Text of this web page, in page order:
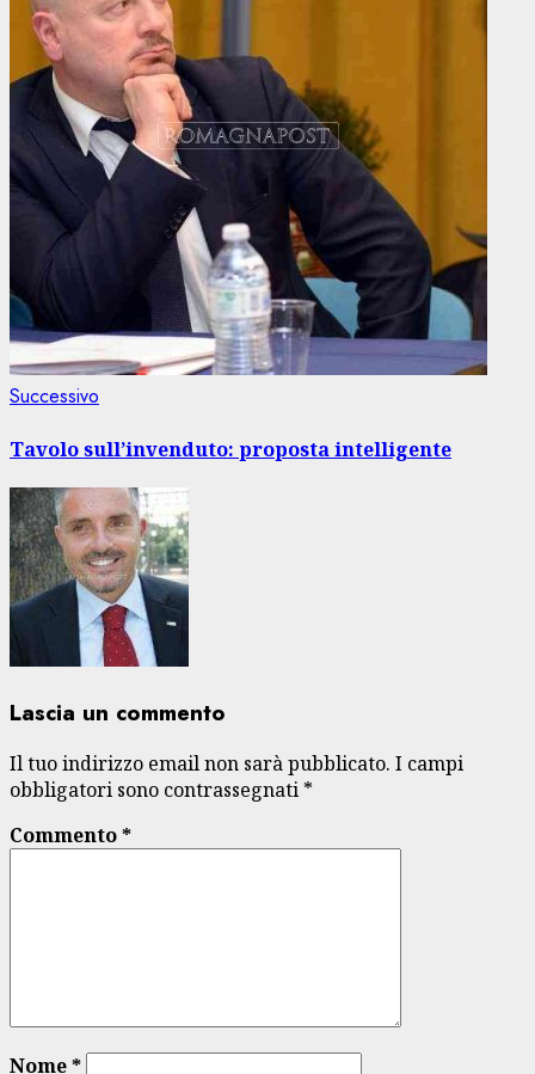
Successivo
Tavolo sull’invenduto: proposta intelligente
Lascia un commento
Il tuo indirizzo email non sarà pubblicato. I campi
obbligatori sono contrassegnati *
Commento*
Nome*